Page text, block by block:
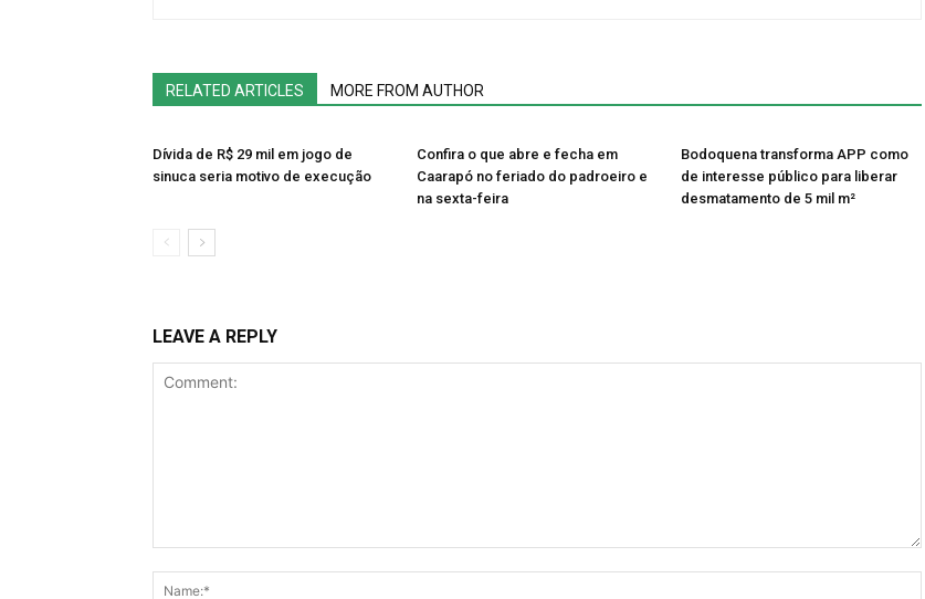
RELATED ARTICLES MORE FROM AUTHOR
Dívida de R$ 29 mil em jogo de
sinuca seria motivo de execução
Confira o que abre e fecha em
Caarapó no feriado do padroeiro e
na sexta-feira
Bodoquena transforma APP como
de interesse público para liberar
desmatamento de 5 mil m²
LEAVE A REPLY